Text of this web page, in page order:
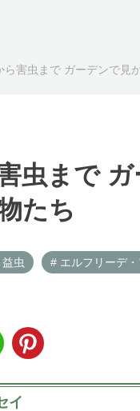
ら害虫まで ガーデンで見
虫まで
たち
虫 # エルフリーデ
イ